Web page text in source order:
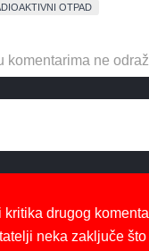
OTPAD
komentarima ne
drugog
neka zaključe